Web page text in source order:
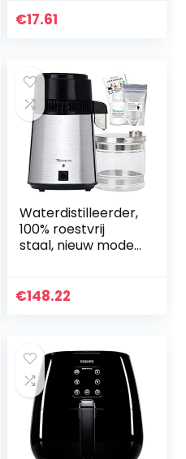
zwart
€17.61
Waterdistilleerder,
100% roestvrij
staal, nieuw model
door Make Water
€148.22